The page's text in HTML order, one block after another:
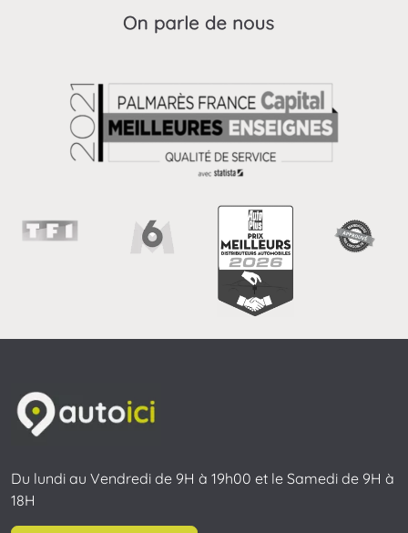
Du lundi au Vendredi de 9H à 19h00 et le Samedi de 9H à
18H